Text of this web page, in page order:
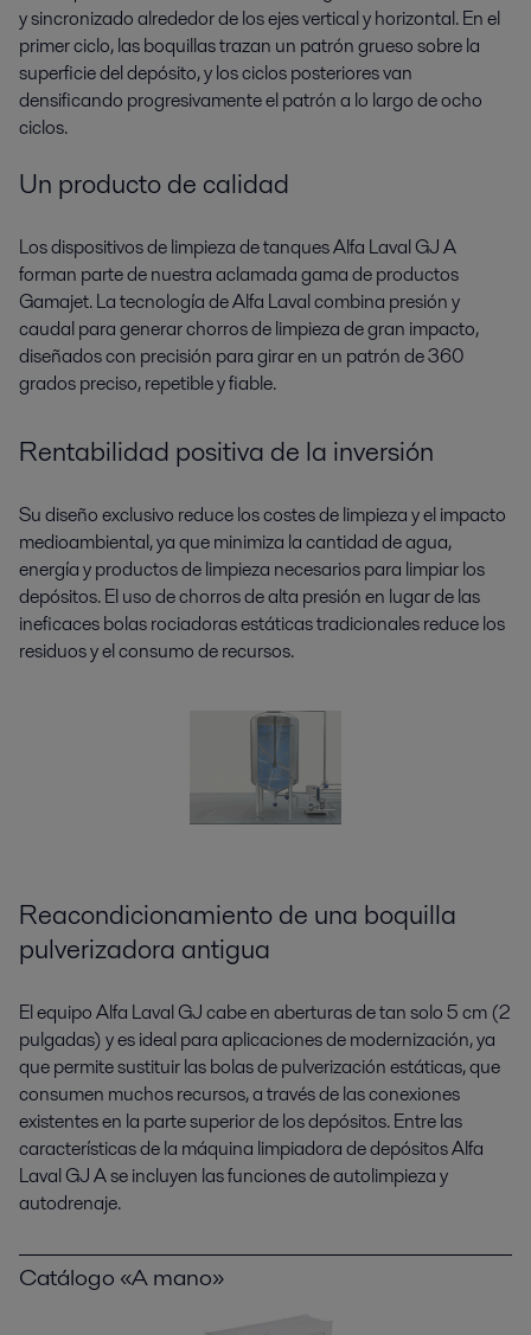
y sincronizado alrededor de los ejes vertical y horizontal. En el
primer ciclo, las boquillas trazan un patrón grueso sobre la
superficie del depósito, y los ciclos posteriores van
densificando progresivamente el patrón a lo largo de ocho
ciclos.
Un producto de calidad
Los dispositivos de limpieza de tanques Alfa Laval GJ A
forman parte de nuestra aclamada gama de productos
Gamajet. La tecnología de Alfa Laval combina presión y
caudal para generar chorros de limpieza de gran impacto,
diseñados con precisión para girar en un patrón de 360
grados preciso, repetible y fiable.
Rentabilidad positiva de la inversión
Su diseño exclusivo reduce los costes de limpieza y el impacto
medioambiental, ya que minimiza la cantidad de agua,
energía y productos de limpieza necesarios para limpiar los
depósitos. El uso de chorros de alta presión en lugar de las
ineficaces bolas rociadoras estáticas tradicionales reduce los
residuos y el consumo de recursos.
Reacondicionamiento de una boquilla
pulverizadora antigua
El equipo Alfa Laval GJ cabe en aberturas de tan solo 5 cm (2
pulgadas) y es ideal para aplicaciones de modernización, ya
que permite sustituir las bolas de pulverización estáticas, que
consumen muchos recursos, a través de las conexiones
existentes en la parte superior de los depósitos. Entre las
características de la máquina limpiadora de depósitos Alfa
Laval GJ A se incluyen las funciones de autolimpieza y
autodrenaje.
Catálogo «A mano»